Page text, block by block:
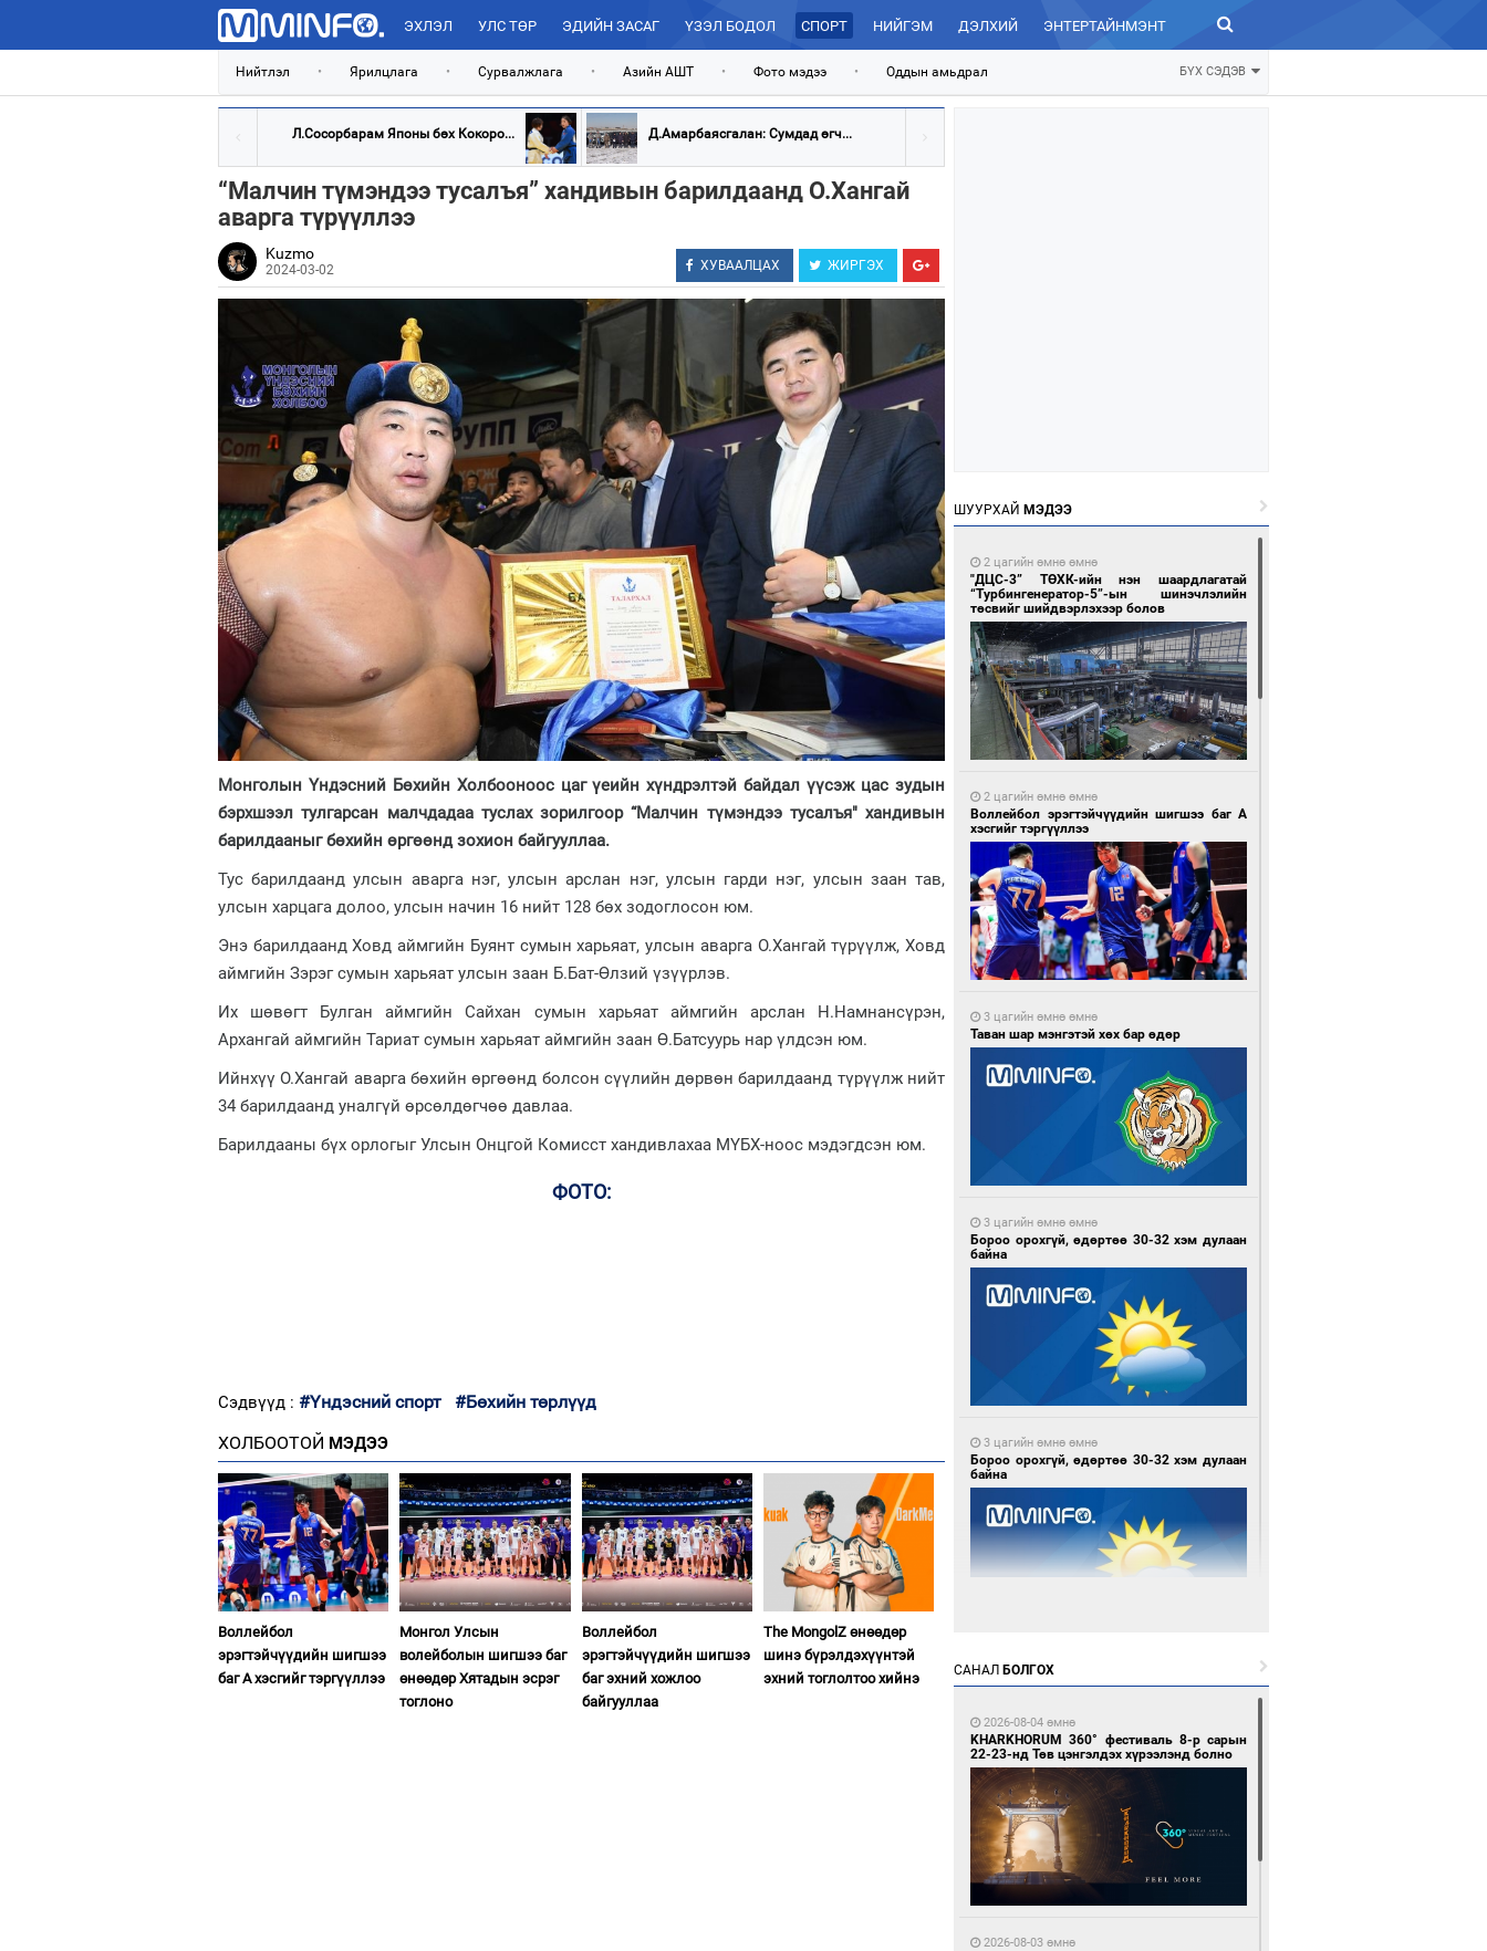
ЭХЛЭЛ УЛС ТӨР ЭДИЙН ЗАСАГ ҮЗЭЛ БОДОЛ СПОРТ НИЙГЭМ ДЭЛХИЙ ЭНТЕРТАЙНМЭНТ ЗУРХАЙ
Нийтлэл • Ярилцлага • Сурвалжлага • Азийн АШТ • Фото мэдээ • Оддын амьдрал БҮХ СЭДЭВ
Л.Сосорбарам Японы бөх Кокоро... Д.Амарбаясгалан: Сумдад өгч...
“Малчин түмэндээ тусалъя” хандивын барилдаанд О.Хангай
аварга түрүүллээ
Kuzmo
2024-03-02 ХУВААЛЦАХ ЖИРГЭХ
Монголын Үндэсний Бөхийн Холбооноос цаг үеийн хүндрэлтэй байдал үүсэж цас зудын
бэрхшээл тулгарсан малчдадаа туслах зорилгоор “Малчин түмэндээ тусалъя" хандивын
барилдааныг бөхийн өргөөнд зохион байгууллаа.
Тус барилдаанд улсын аварга нэг, улсын арслан нэг, улсын гарди нэг, улсын заан тав,
улсын харцага долоо, улсын начин 16 нийт 128 бөх зодоглосон юм.
Энэ барилдаанд Ховд аймгийн Буянт сумын харьяат, улсын аварга О.Хангай түрүүлж, Ховд
аймгийн Зэрэг сумын харьяат улсын заан Б.Бат-Өлзий үзүүрлэв.
Их шөвөгт Булган аймгийн Сайхан сумын харьяат аймгийн арслан Н.Намнансүрэн,
Архангай аймгийн Тариат сумын харьяат аймгийн заан Ө.Батсуурь нар үлдсэн юм.
Ийнхүү О.Хангай аварга бөхийн өргөөнд болсон сүүлийн дөрвөн барилдаанд түрүүлж нийт
34 барилдаанд уналгүй өрсөлдөгчөө давлаа.
Барилдааны бүх орлогыг Улсын Онцгой Комисст хандивлахаа МҮБХ-ноос мэдэгдсэн юм.
ФОТО:
Сэдвүүд : #Үндэсний спорт
#Бөхийн төрлүүд
ХОЛБООТОЙ МЭДЭЭ
Воллейбол
эрэгтэйчүүдийн шигшээ
баг А хэсгийг тэргүүллээ
Монгол Улсын
волейболын шигшээ баг
өнөөдөр Хятадын эсрэг
тоглоно
Воллейбол
эрэгтэйчүүдийн шигшээ
баг эхний хожлоо
байгууллаа
The MongolZ өнөөдөр
шинэ бүрэлдэхүүнтэй
эхний тоглолтоо хийнэ
ШУУРХАЙ МЭДЭЭ
2 цагийн өмнө өмнө
"ДЦС-3” ТӨХК-ийн нэн шаардлагатай
“Турбингенератор-5”-ын шинэчлэлийн
төсвийг шийдвэрлэхээр болов
2 цагийн өмнө өмнө
Воллейбол эрэгтэйчүүдийн шигшээ баг А
хэсгийг тэргүүллээ
3 цагийн өмнө өмнө
Таван шар мэнгэтэй хөх бар өдөр
3 цагийн өмнө өмнө
Бороо орохгүй, өдөртөө 30-32 хэм дулаан
байна
3 цагийн өмнө өмнө
Бороо орохгүй, өдөртөө 30-32 хэм дулаан
байна
23 цагийн өмнө өмнө
1 өдрийн өмнө өмнө
САНАЛ БОЛГОХ
2026-08-04 өмнө
KHARKHORUM 360° фестиваль 8-р сарын
22-23-нд Төв цэнгэлдэх хүрээлэнд болно
2026-08-03 өмнө